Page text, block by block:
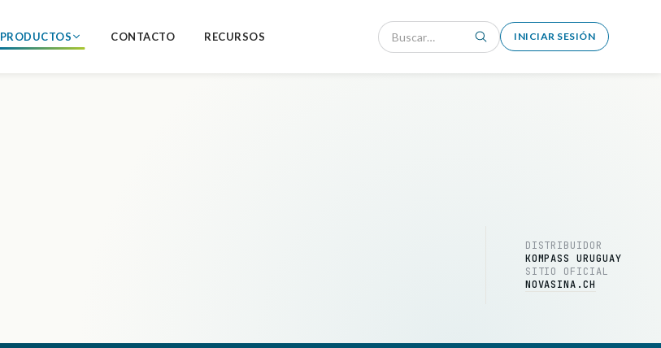
PRODUCTOS CONTACTO RECURSOS INICIAR SESIÓN
DISTRIBUIDOR
KOMPASS URUGUAY
SITIO OFICIAL
NOVASINA.CH